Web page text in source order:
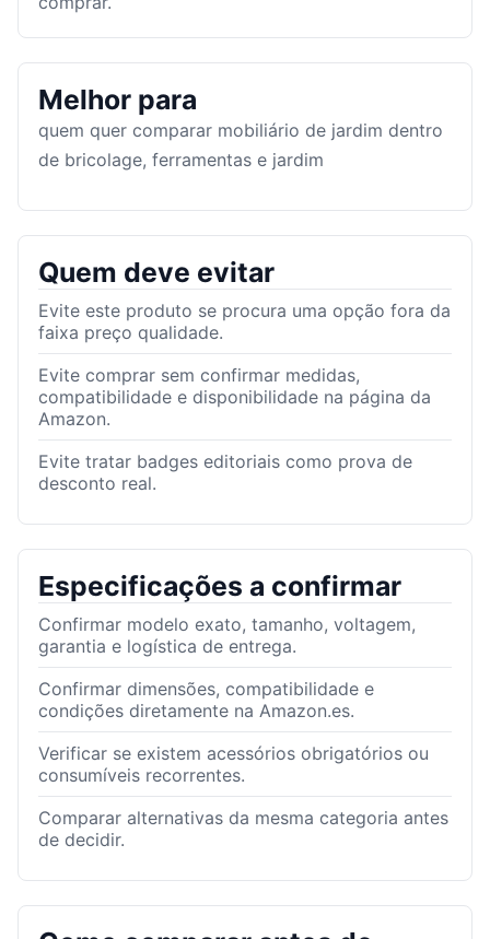
Melhor para
quem quer comparar mobiliário de jardim dentro
de bricolage, ferramentas e jardim
Quem deve evitar
Evite este produto se procura uma opção fora da
faixa preço qualidade.
Evite comprar sem confirmar medidas,
compatibilidade e disponibilidade na página da
Amazon.
Evite tratar badges editoriais como prova de
desconto real.
Especificações a confirmar
Confirmar modelo exato, tamanho, voltagem,
garantia e logística de entrega.
Confirmar dimensões, compatibilidade e
condições diretamente na Amazon.es.
Verificar se existem acessórios obrigatórios ou
consumíveis recorrentes.
Comparar alternativas da mesma categoria antes
de decidir.